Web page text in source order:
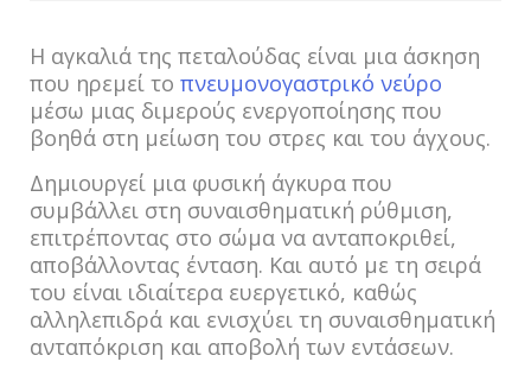
Η αγκαλιά της πεταλούδας είναι μια άσκηση
που ηρεμεί το πνευμονογαστρικό νεύρο
μέσω μιας διμερούς ενεργοποίησης που
βοηθά στη μείωση του στρες και του άγχους.
Δημιουργεί μια φυσική άγκυρα που
συμβάλλει στη συναισθηματική ρύθμιση,
επιτρέποντας στο σώμα να ανταποκριθεί,
αποβάλλοντας ένταση. Και αυτό με τη σειρά
του είναι ιδιαίτερα ευεργετικό, καθώς
αλληλεπιδρά και ενισχύει τη συναισθηματική
ανταπόκριση και αποβολή των εντάσεων.